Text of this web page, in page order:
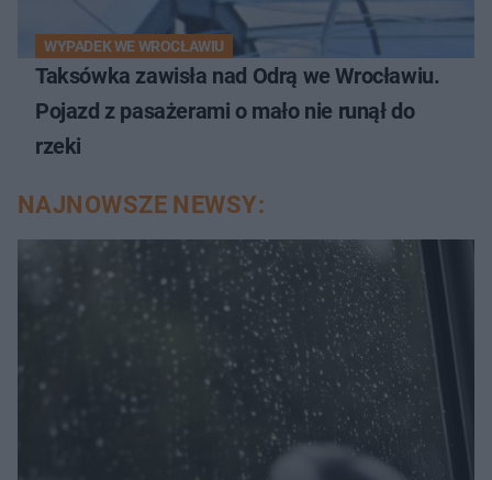
WYPADEK WE WROCŁAWIU
Taksówka zawisła nad Odrą we Wrocławiu.
Pojazd z pasażerami o mało nie runął do
rzeki
NAJNOWSZE NEWSY: